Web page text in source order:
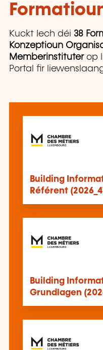
Kuckt Iech déi 38
Konzeptioun
Memberinstituter op
Portal fir
Building
Référent
Building
Grundlagen